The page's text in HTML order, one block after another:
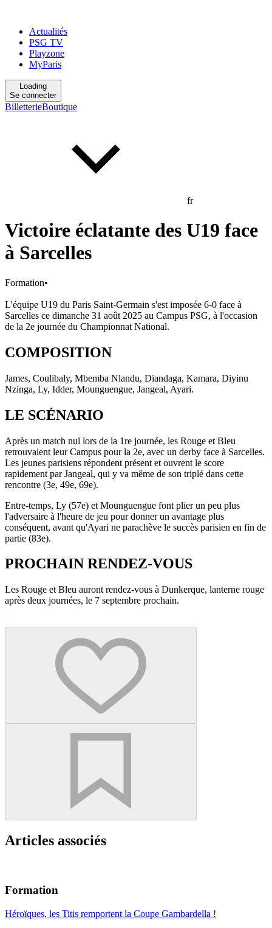
Actualités
PSG TV
Playzone
MyParis
Loading
Se connecter
BilletterieBoutique
fr
Victoire éclatante des U19 face
à Sarcelles
Formation•
L'équipe U19 du Paris Saint-Germain s'est imposée 6-0 face à
Sarcelles ce dimanche 31 août 2025 au Campus PSG, à l'occasion
de la 2e journée du Championnat National.
COMPOSITION
James, Coulibaly, Mbemba Nlandu, Diandaga, Kamara, Diyinu
Nzinga, Ly, Idder, Mounguengue, Jangeal, Ayari.
LE SCÉNARIO
Après un match nul lors de la 1re journée, les Rouge et Bleu
retrouvaient leur Campus pour la 2e, avec un derby face à Sarcelles.
Les jeunes parisiens répondent présent et ouvrent le score
rapidement par Jangeal, qui y va même de son triplé dans cette
rencontre (3e, 49e, 69e).
Entre-temps, Ly (57e) et Mounguengue font plier un peu plus
l'adversaire à l'heure de jeu pour donner un avantage plus
conséquent, avant qu'Ayari ne parachève le succès parisien en fin de
partie (83e).
PROCHAIN RENDEZ-VOUS
Les Rouge et Bleu auront rendez-vous à Dunkerque, lanterne rouge
après deux journées, le 7 septembre prochain.
Articles associés
Formation
Héroïques, les Titis remportent la Coupe Gambardella !